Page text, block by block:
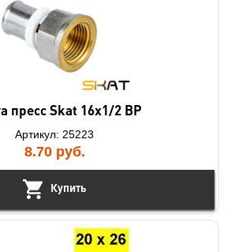
пресс Skat 16х1/2 ВР
Артикул: 25223
8.70 руб.
Купить